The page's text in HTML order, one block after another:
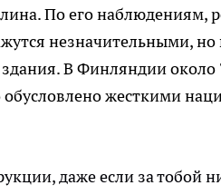
По его наблюдениям,
незначительными, но
В Финляндии около
обусловлено жесткими
даже если за тобой